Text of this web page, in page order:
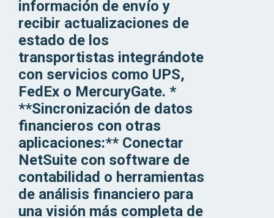
información de envío y
recibir actualizaciones de
estado de los
transportistas integrándote
con servicios como UPS,
FedEx o MercuryGate. *
**Sincronización de datos
financieros con otras
aplicaciones:** Conectar
NetSuite con software de
contabilidad o herramientas
de análisis financiero para
una visión más completa de